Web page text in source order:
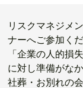
リスクマネジメ
ナーへご参加くだ
「企業の人的損
に対し準備がな
社葬・お別れの